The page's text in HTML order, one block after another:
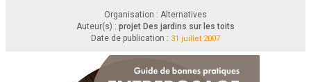
Organisation : Alternatives
Auteur(s) : projet Des jardins sur les toits
Date de publication : 31 juillet 2007